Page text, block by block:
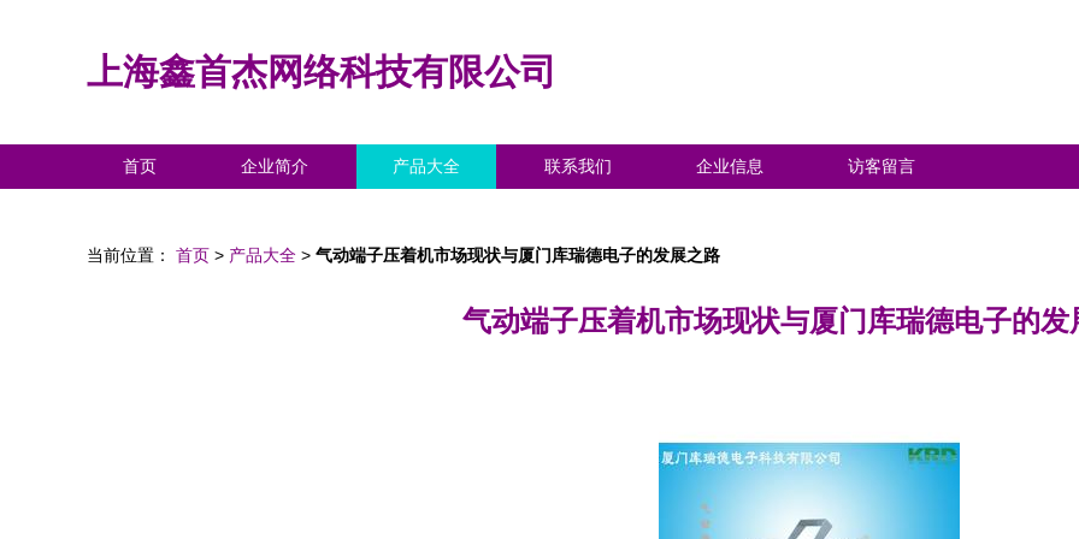
上海鑫首杰网络科技有限公司
首页 企业简介 产品大全 联系我们 企业信息 访客留言
当前位置： 首页 > 产品大全 > 气动端子压着机市场现状与厦门库瑞德电子的发展之路
气动端子压着机市场现状与厦门库瑞德电子的发